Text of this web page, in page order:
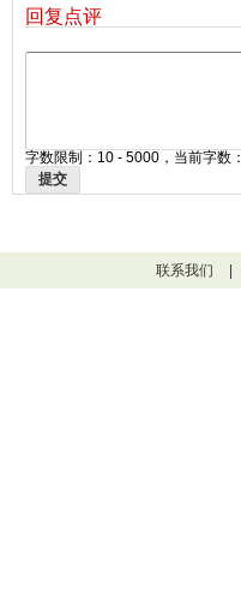
回复点评
字数限制：10 - 5000，当前字数：
提交
联系我们